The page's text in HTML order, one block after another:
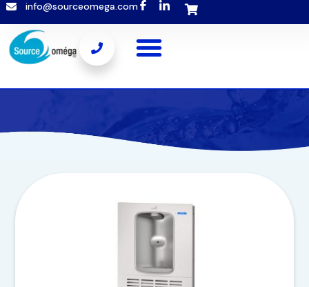
info@sourceomega.com
Popup template not selected